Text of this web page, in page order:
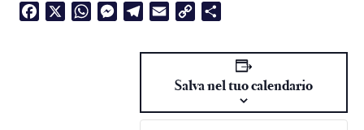
Facebook WhatsAppMessenger
Telegram
Email
Copy
Salva nel tuo calendario